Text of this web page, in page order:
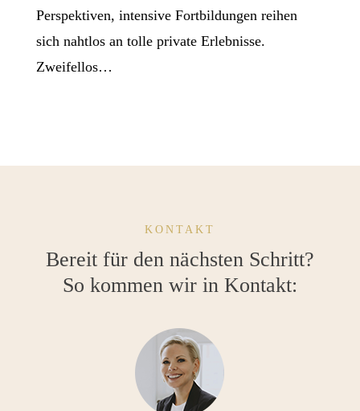
Perspektiven, intensive Fortbildungen reihen
sich nahtlos an tolle private Erlebnisse.
Zweifellos…
KONTAKT
Bereit für den nächsten Schritt?
So kommen wir in Kontakt: